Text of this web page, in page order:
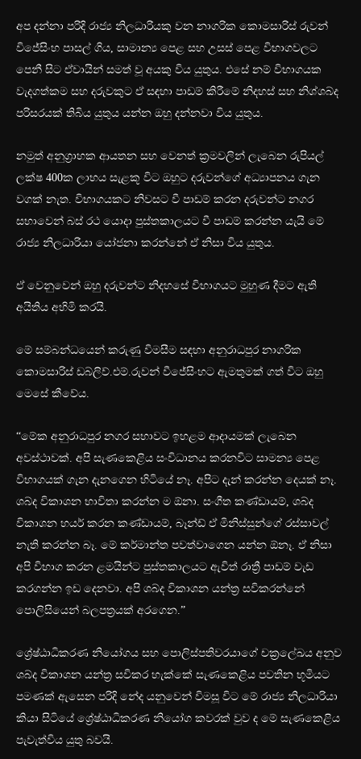
අප දන්නා පරිදි රාජ්‍ය නිලධාරියකු වන නාගරික කොමසාරිස් රුවන්
විජේසිංහ පාසල් ගිය, සාමාන්‍ය පෙළ සහ උසස් පෙළ විභාගවලට
පෙනී සිට ඒවායින් සමත් වූ අයකු විය යුතුය. එසේ නම් විභාගයක
වැදගත්කම සහ දරුවකුට ඒ සඳහා පාඩම් කිරීමේ නිදහස් සහ නිශ්ශබ්ද
පරිසරයක් තිබිය යුතුය යන්න ඔහු දන්නවා විය යුතුය.
නමුත් අනුග්‍රාහක ආයතන සහ වෙනත් ක්‍රමවලින් ලැබෙන රුපියල්
ලක්ෂ 400ක ලාභය සැළකූ විට ඔහුට දරුවන්ගේ අධ්‍යාපනය ගැන
වගක් නැත. විභාගයකට නිවසට වී පාඩම් කරන දරුවන්ට නගර
සභාවෙන් බස් රථ යොදා පුස්තකාලයට වී පාඩම් කරන්න යැයි මේ
රාජ්‍ය නිලධාරිය‍ා යෝජනා කරන්නේ ඒ නිසා විය යුතුය.
ඒ වෙනුවෙන් ඔහු දරුවන්ට නිදහසේ විභාගයට මුහුණ දීමට ඇති
අයිතිය අහිමි කරයි.
මේ සම්බන්ධයෙන් කරුණු විමසීම සඳහා අනුරාධපුර නාගරික
කොමසාරිස් ඩබ්ලිව්.එම්.රුවන් වීජේසිංහට ඇමතුමක් ගත් විට ඔහු
මෙසේ කීවේය.
“මේක අනුරාධපුර නගර සභාවට ඉහළම ආදායමක් ලැබෙන
අවස්ථාවක්. අපි සැණකෙළිය සංවිධානය කරනවිට සාමන්‍ය පෙළ
විභාගයක් ගැන දැනගෙන හිටියේ නෑ. අපිට දැන් කරන්න දෙයක් නෑ.
ශබ්ද විකාශන භාවිතා කරන්න ම ඕනා. සංගීත කණ්ඩායම්, ශබ්ද
විකාශන හයර් කරන කණ්ඩායම්, බෑන්ඩ් ඒ මිනිස්සුන්ගේ රස්සාවල්
නැති කරන්න බෑ. මේ කර්මාන්ත පවත්වාගෙන යන්න ඕනෑ. ඒ නිසා
අපි විභාග කරන ළමයින්ට පුස්තකාලයට ඇවිත් රාත්‍රී පාඩම් වැඩ
කරගන්න ඉඩ දෙනවා. අපි ශබ්ද විකාශන යන්ත්‍ර සවිකරන්නේ
පොලිසියෙන් බලපත්‍රයක් අරගෙන.”
ශ්‍රේෂ්ඨාධිකරණ නියෝගය සහ පොලිස්පතිවරයාගේ චක්‍රලේඛය අනුව
ශබ්ද විකාශන යන්ත්‍ර සවිකර හැක්කේ සැණකෙළිය පවතින භූමියට
පමණක් ඇසෙන පරිදි නේද යනුවෙන් විමසූ විට මේ රාජ්‍ය නිලධාරියා
කියා සිටියේ ශ්‍රේෂ්ඨාධිකරණ නියෝග කවරක් වුව ද මේ සැණකෙළිය
පැවැත්විය යුතු බවයි.